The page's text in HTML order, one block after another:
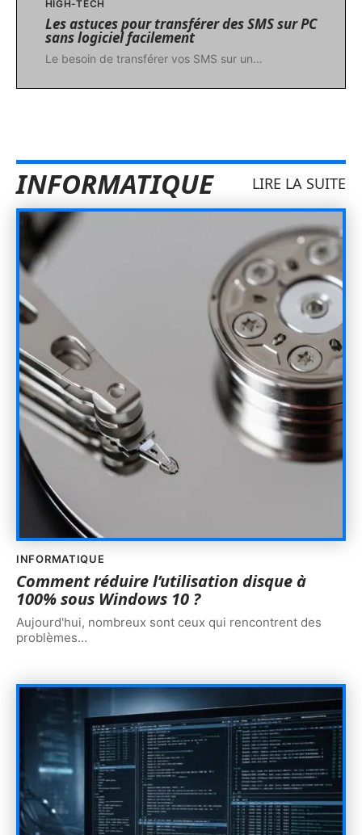
HIGH-TECH
Les astuces pour transférer des SMS sur PC
sans logiciel facilement
Le besoin de transférer vos SMS sur un…
INFORMATIQUE LIRE LA SUITE
INFORMATIQUE
Comment réduire l’utilisation disque à
100% sous Windows 10 ?
Aujourd'hui, nombreux sont ceux qui rencontrent des
problèmes…